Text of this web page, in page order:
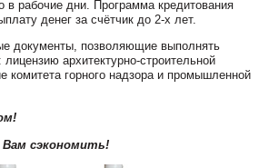
в рабочие дни. Программа кредитования
денег за счётчик до 2-х лет.
документы, позволяющие выполнять
лицензию архитектурно-строительной
комитета горного надзора и промышленной
сэкономить!